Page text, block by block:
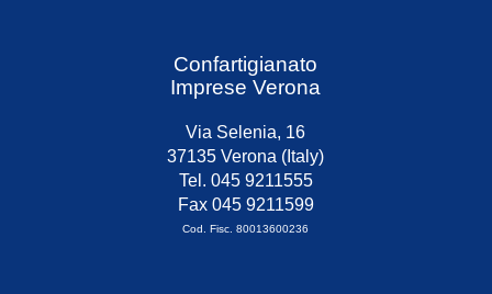
Confartigianato
Imprese Verona
Via Selenia, 16
37135 Verona (Italy)
Tel. 045 9211555
Fax 045 9211599
Cod. Fisc. 80013600236